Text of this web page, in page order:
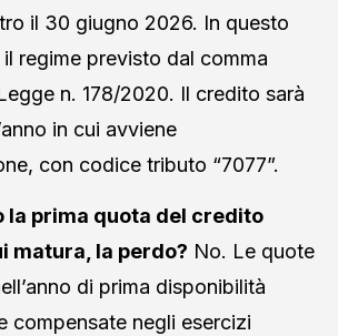
il 30 giugno 2026. In questo
regime previsto dal comma
n. 178/2020. Il credito sarà
in cui avviene
con codice tributo “7077”.
la prima quota del credito
matura, la perdo? No. Le quote
di prima disponibilità
compensate negli esercizi